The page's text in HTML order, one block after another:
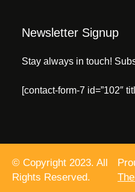
Newsletter Signup
Stay always in touch!
[contact-form-7 id=”102″
© Copyright 2023. All
Rights Reserved.